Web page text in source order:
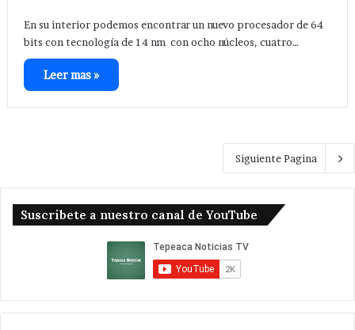
En su interior podemos encontrar un nuevo procesador de 64
bits con tecnología de 14 nm con ocho núcleos, cuatro…
Leer mas »
Siguiente Pagina
Suscribete a nuestro canal de YouTube